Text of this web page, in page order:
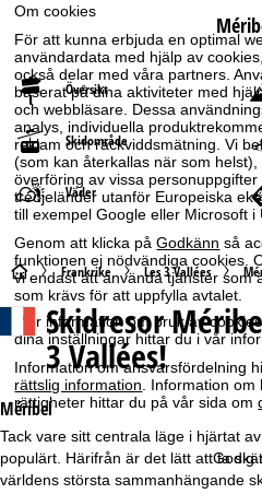
Om cookies
För att kunna erbjuda en optimal
användardata med hjälp av
också delar med våra partners.
baserat på dina aktiviteter med
och webbläsare. Dessa
analys, individuella
reklam och räckviddsmätning. Vi
(som kan återkallas när som
överföring av vissa
tredjeländer utanför Europeiska
till exempel Google eller Microsoft i
Genom att klicka påGodkänn så
funktionen ej nödvändiga cookies.
vi endast att använda tjänster som
som krävs för att uppfylla avtalet.
Mer information om bruk av
dina inställningar hittar du i vår
Information om ansvarsfördelning
rättslig information . Information
rättigheter hittar du på vår sida om
Översikt
Skidområde
Väder
S
a
r
t
Frankrike Les 3 Vallées
Skidresor
3 Vallées!
Méribel
Tack vare sitt centrala läge i hjärtat
populärt. Härifrån är det lätt att ta sig
världens största sammanhängande